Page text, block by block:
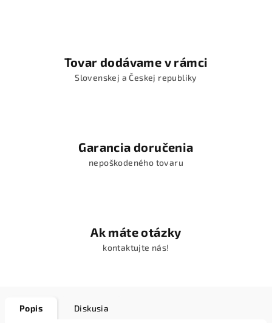
Tovar dodávame v rámci
Slovenskej a Českej republiky
Garancia doručenia
nepoškodeného tovaru
Ak máte otázky
kontaktujte nás!
Popis Diskusia